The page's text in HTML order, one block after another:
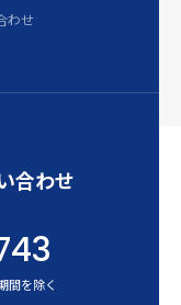
わせ
合わせ
間を除く